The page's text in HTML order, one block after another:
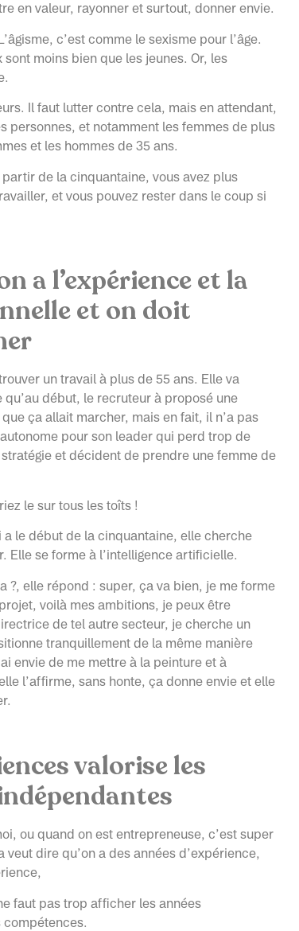
en valeur, rayonner et surtout, donner envie.
c’est comme le sexisme pour l’âge.
moins bien que les jeunes. Or, les
Il faut lutter contre cela, mais en attendant,
personnes, et notamment les femmes de plus
et les hommes de 35 ans.
de la cinquantaine, vous avez plus
et vous pouvez rester dans le coup si
a l’expérience et la
et on doit
un travail à plus de 55 ans. Elle va
début, le recruteur à proposé une
ça allait marcher, mais en fait, il n’a pas
pour son leader qui perd trop de
et décident de prendre une femme de
le sur tous les toîts !
le début de la cinquantaine, elle cherche
Elle se forme à l’intelligence artificielle.
?, elle répond : super, ça va bien, je me forme
voilà mes ambitions, je peux être
de tel autre secteur, je cherche un
tranquillement de la même manière
envie de me mettre à la peinture et à
l’affirme, sans honte, ça donne envie et elle
valorise les
ou quand on est entrepreneuse, c’est super
dire qu’on a des années d’expérience,
faut pas trop afficher les années
compétences.